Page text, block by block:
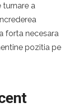
turnare a
forta necesara
pozitia pe